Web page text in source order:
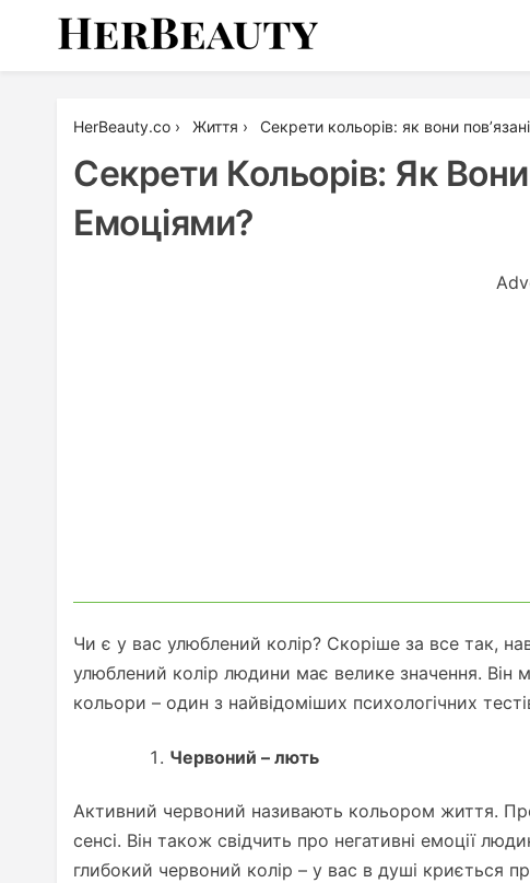
HerBeauty.co › Життя › Секрети кольорів: як вони
Секрети Кольорів: Як
Емоціями?
Чи є у вас улюблений колір? Скоріше за все так,
улюблений колір людини має велике значення. Він
кольори – один з найвідоміших психологічних
Червоний – лють
Активний червоний називають кольором життя.
сенсі. Він також свідчить про негативні емоції
глибокий червоний колір – у вас в душі криється